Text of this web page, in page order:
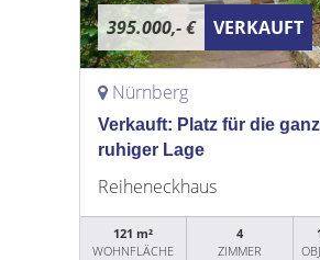
395.000,- € VERKAUFT
Nürnberg
Verkauft: Platz für die
ruhiger Lage
Reiheneckhaus
121 m²
WOHNFLÄCHE
4
ZIMMER